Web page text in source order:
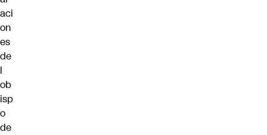
aci
on
es
de
l
ob
isp
o
de